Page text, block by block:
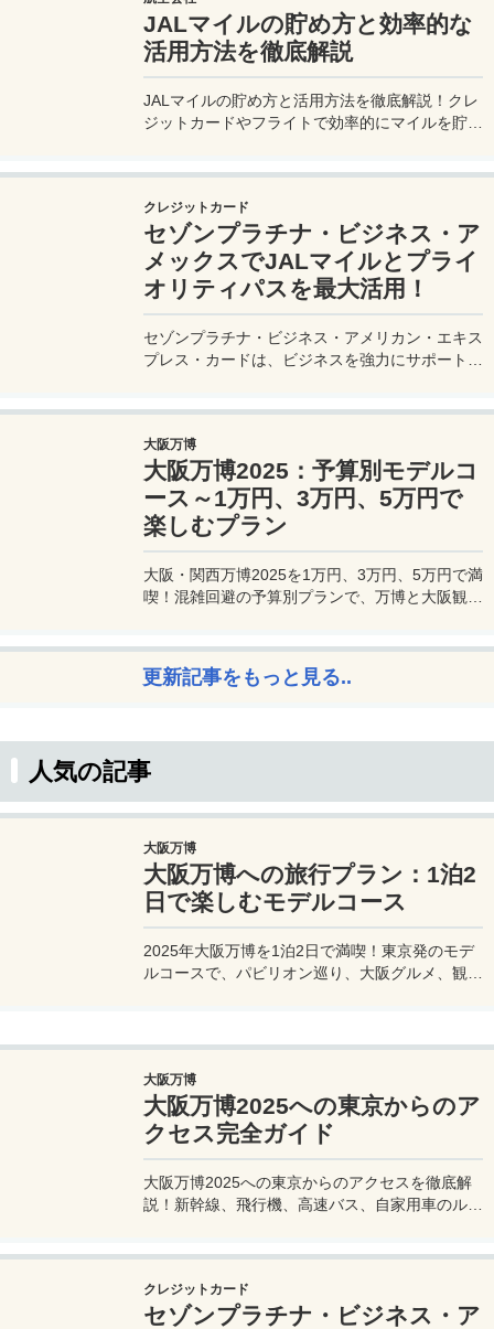
JALマイルの貯め方と効率的な
活用方法を徹底解説
JALマイルの貯め方と活用方法を徹底解説！クレ
ジットカードやフライトで効率的にマイルを貯
クレジットカード
セゾンプラチナ・ビジネス・ア
メックスでJALマイルとプライ
オリティパスを最大活用！
セゾンプラチナ・ビジネス・アメリカン・エキス
プレス・カードは、ビジネスを強力にサポートす
最適です。初年度の年会費無料も魅力。ステータ
スと実用性を兼ね備えたビジネスカードで、あな
たのビジネスをワンランクアップさせませんか？
大阪万博
大阪万博2025：予算別モデルコ
ース～1万円、3万円、5万円で
楽しむプラン
大阪・関西万博2025を1万円、3万円、5万円で満
喫！混雑回避の予算別プランで、万博と大阪観光
更新記事をもっと見る..
人気の記事
大阪万博
大阪万博への旅行プラン：1泊2
日で楽しむモデルコース
2025年大阪万博を1泊2日で満喫！東京発のモデ
ルコースで、パビリオン巡り、大阪グルメ、観光
大阪万博
大阪万博2025への東京からのア
クセス完全ガイド
大阪万博2025への東京からのアクセスを徹底解
説！新幹線、飛行機、高速バス、自家用車のルー
クレジットカード
セゾンプラチナ・ビジネス・ア